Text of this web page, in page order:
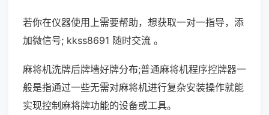
若你在仪器使用上需要帮助，想获取一对一指导，添
加微信号; kkss8691 随时交流 。
麻将机洗牌后牌墙好牌分布;普通麻将机程序控牌器一
般是指通过一些无需对麻将机进行复杂安装操作就能
实现控制麻将牌功能的设备或工具。